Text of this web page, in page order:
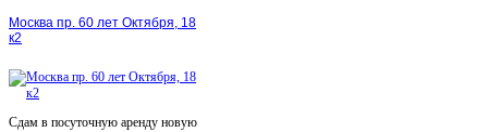
Москва пр. 60 лет Октября, 18
к2
Сдам в посуточную аренду новую